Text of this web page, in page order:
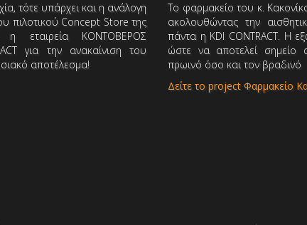
τότε υπάρχει και η ανάλογη
πιλοτικού Concept Store της
η εταιρεία ΚΟΝΤΟΒΕΡΟΣ
για την ανακαίνιση του
αποτέλεσμα!
Το φαρμακείο του κ.
ακολουθώντας την
πάντα η KDI CONTRACT. Η
ώστε να αποτελεί σημείο
πρωινό όσο και τον
Δείτε το project Φαρμακείο